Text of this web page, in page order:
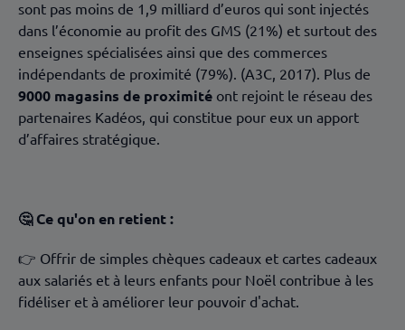
sont pas moins de 1,9 milliard d’euros qui sont injectés
dans l’économie au profit des GMS (21%) et surtout des
enseignes spécialisées ainsi que des commerces
indépendants de proximité (79%). (A3C, 2017). Plus de
9000 magasins de proximité ont rejoint le réseau des
partenaires Kadéos, qui constitue pour eux un apport
d’affaires stratégique.
🤔 Ce qu'on en retient :
👉 Offrir de simples chèques cadeaux et cartes cadeaux
aux salariés et à leurs enfants pour Noël contribue à les
fidéliser et à améliorer leur pouvoir d'achat.